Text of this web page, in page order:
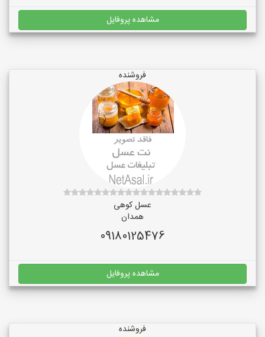
مشاهده پروفایل
فروشنده
عسل کوهی
همدان
09180125476
مشاهده پروفایل
فروشنده